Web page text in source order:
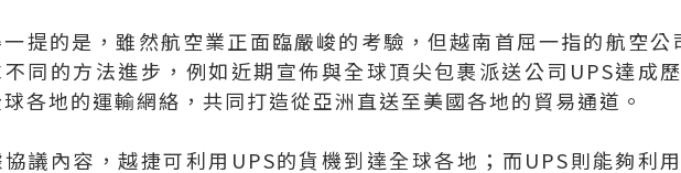
提的是，雖然航空業正面臨嚴峻的考驗，但越南首屈一指的航空
同的方法進步，例如近期宣佈與全球頂尖包裹派送公司UPS達成
各地的運輸網絡，共同打造從亞洲直送至美國各地的貿易通道。
協議內容，越捷可利用UPS的貨機到達全球各地；而UPS則能夠利